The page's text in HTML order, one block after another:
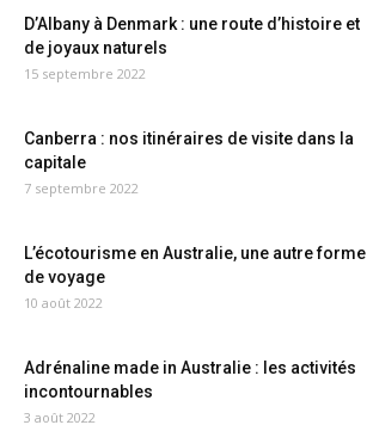
D’Albany à Denmark : une route d’histoire et
de joyaux naturels
15 septembre 2022
Canberra : nos itinéraires de visite dans la
capitale
7 septembre 2022
L’écotourisme en Australie, une autre forme
de voyage
10 août 2022
Adrénaline made in Australie : les activités
incontournables
3 août 2022